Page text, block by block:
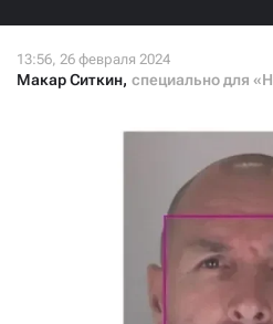
Макар Ситкин, специально для
Нажимая кнопку «Стать
я принимаю условия и
ПОДЕЛИТЬСЯ С
Если у вас есть вопросы, пишите